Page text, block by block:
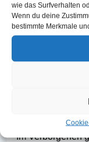
wie das Surfverhalten
Wenn du deine
bestimmte Merkmale
Suchen
Im Verborgenen